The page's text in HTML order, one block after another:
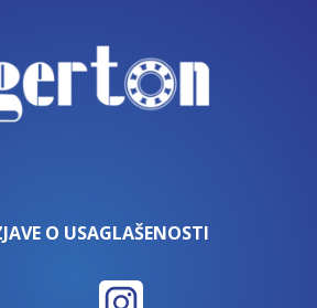
O USAGLAŠENOSTI